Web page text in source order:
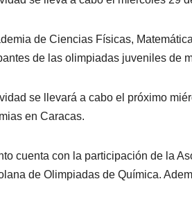
de Ciencias Físicas,
de las olimpiadas juveniles de
se llevará a cabo el próximo
en Caracas.
cuenta con la participación de la
de Olimpiadas de Química.